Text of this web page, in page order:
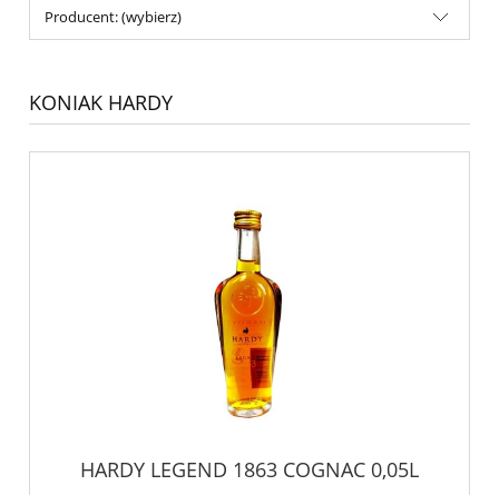
Producent: (wybierz)
KONIAK HARDY
HARDY LEGEND 1863 COGNAC 0,05L